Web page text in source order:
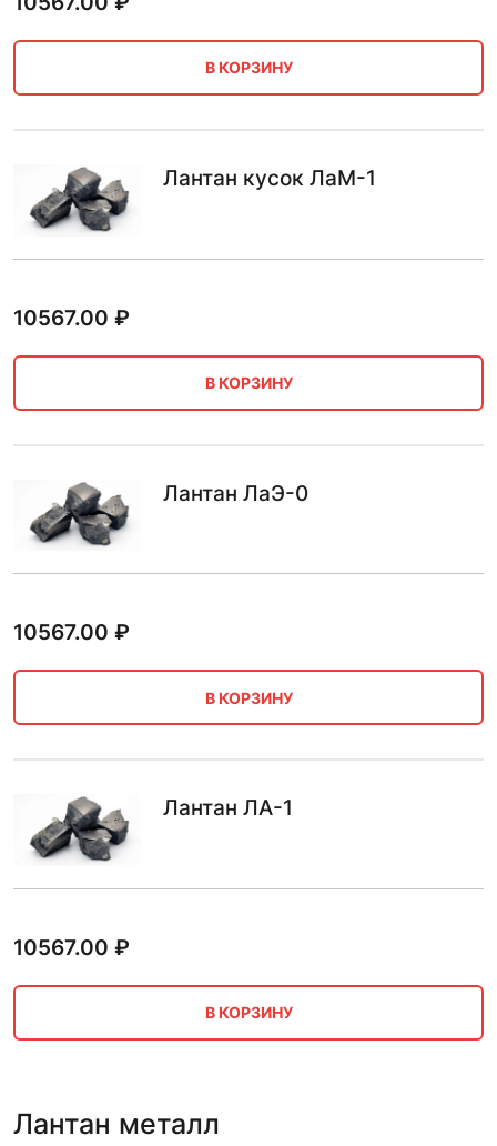
В КОРЗИНУ
Лантан кусок ЛаМ-1
10567.00 ₽
В КОРЗИНУ
Лантан ЛаЭ-0
10567.00 ₽
В КОРЗИНУ
Лантан ЛА-1
10567.00 ₽
В КОРЗИНУ
Лантан металл